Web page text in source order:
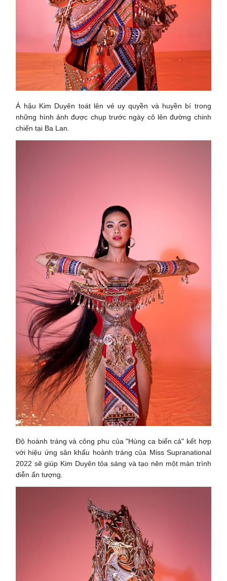
Á hậu Kim Duyên toát lên vẻ uy quyền và huyền bí trong
những hình ảnh được chụp trước ngày cô lên đường chinh
chiến tại Ba Lan.
Độ hoành tráng và công phu của "Hùng ca biển cả" kết hợp
với hiệu ứng sân khấu hoành tráng của Miss Supranational
2022 sẽ giúp Kim Duyên tỏa sáng và tạo nên một màn trình
diễn ấn tượng.